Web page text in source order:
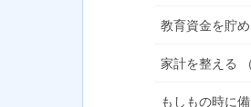
教育資金を貯
家計を整える
もしもの時に